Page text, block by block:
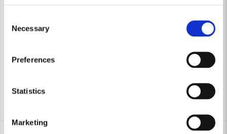
Selection
Necessary
Preferences
Statistics
Marketing
Cobolt Badtunnefrässats R=18,3 S=12
3 263 kr
3 042 kr
Cobolt Spröjs & Bågfräs
Leveranstid ifrån leverantör ca